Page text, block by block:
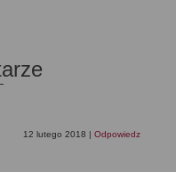
12 lutego 2018 Odpowiedz